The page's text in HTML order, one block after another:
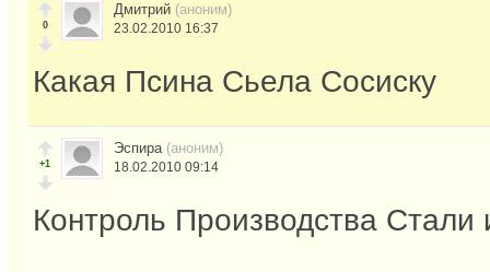
0
Дмитрий (аноним)
23.02.2010 16:37
Какая Псина Сьела Сосиску
+1
Эспира (аноним)
18.02.2010 09:14
Контроль Производства Стали